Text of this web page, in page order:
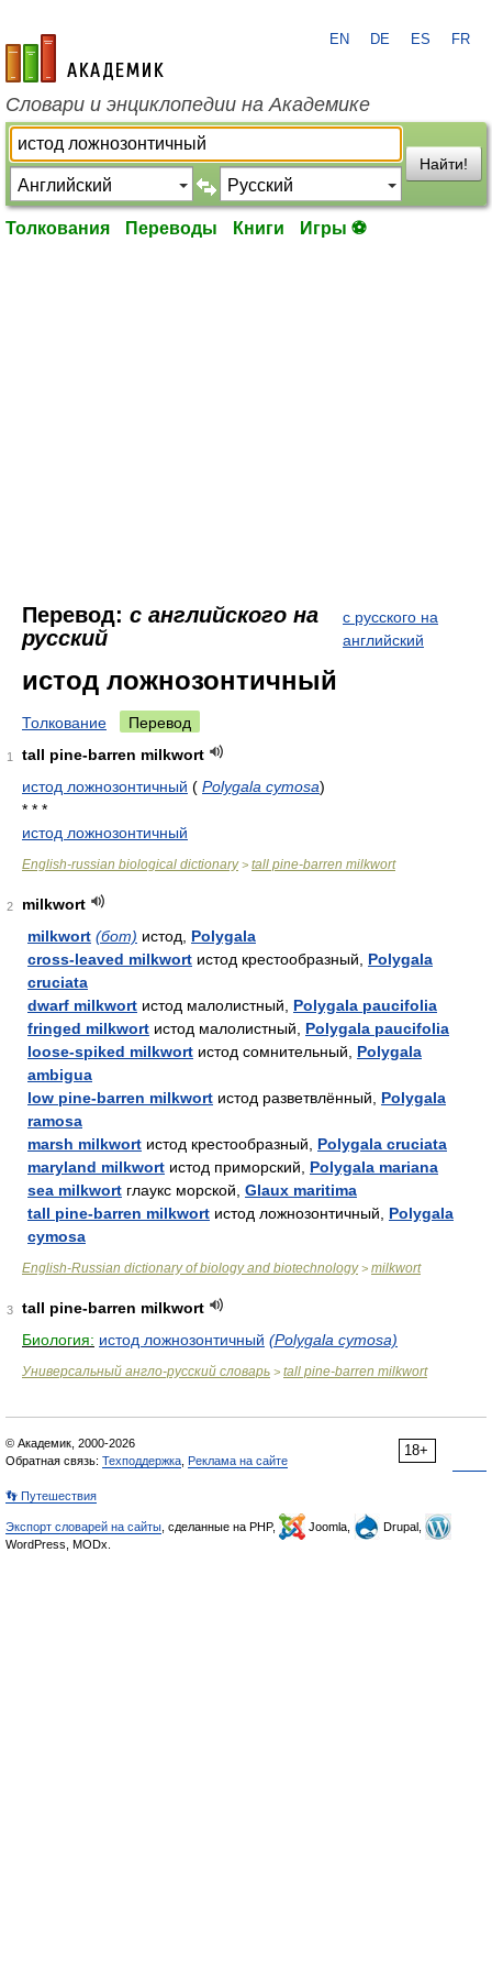
academic.ru
EN DE ES FR
Словари и энциклопедии на Академике
Найти!
Толкования Переводы Книги Игры ⚽
Перевод: с английского на
русский
с русского на
английский
истод ложнозонтичный
Толкование Перевод
1
tall pine-barren milkwort
истод ложнозонтичный ( Polygala cymosa)
* * *
истод ложнозонтичный
English-russian biological dictionary> tall pine-barren milkwort
2
milkwort
milkwort (бот) истод, Polygala
cross-leaved milkwort истод крестообразный, Polygala
cruciata
dwarf milkwort истод малолистный, Polygala paucifolia
fringed milkwort истод малолистный, Polygala paucifolia
loose-spiked milkwort истод сомнительный, Polygala
ambigua
low pine-barren milkwort истод разветвлённый, Polygala
ramosa
marsh milkwort истод крестообразный, Polygala cruciata
maryland milkwort истод приморский, Polygala mariana
sea milkwort глаукс морской, Glaux maritima
tall pine-barren milkwort истод ложнозонтичный, Polygala
cymosa
English-Russian dictionary of biology and biotechnology> milkwort
3
tall pine-barren milkwort
Биология: истод ложнозонтичный (Polygala cymosa)
Универсальный англо-русский словарь > tall pine-barren milkwort
18+
© Академик, 2000-2026
Обратная связь: Техподдержка Реклама на сайте
👣 Путешествия
Экспорт словарей на сайты , сделанные на PHP, Joomla,
Drupal,
WordPress, MODx.